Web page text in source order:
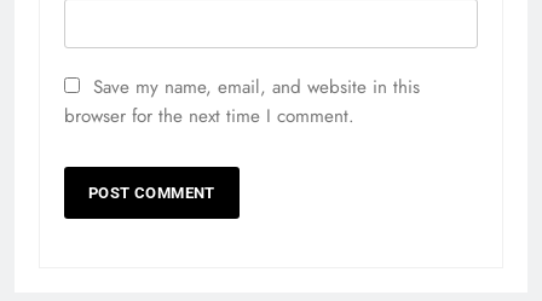
Save my name, email, and website in this
browser for the next time I comment.